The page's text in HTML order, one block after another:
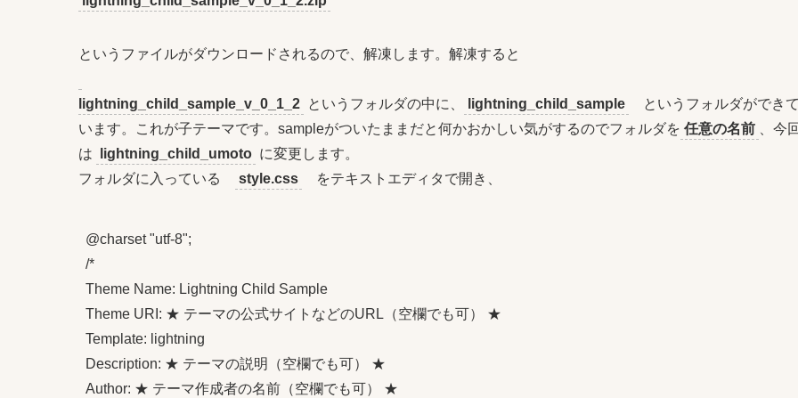
というファイルがダウンロードされるので、解凍します。解凍すると
lightning_child_sample_v_0_1_2 というフォルダの中に、 lightning_child_sample
というフォルダができ
います。これが子テーマです。sampleがついたままだと何かおかしい気がするのでフォルダを 任意の名前 、今
は
lightning_child_umoto に変更します。
フォルダに入っている
style.css をテキストエディタで開き、
@charset "utf-8";
/*
Theme Name: Lightning Child Sample
Theme URI: ★ テーマの公式サイトなどのURL（空欄でも可） ★
Template: lightning
Description: ★ テーマの説明（空欄でも可） ★
Author: ★ テーマ作成者の名前（空欄でも可） ★